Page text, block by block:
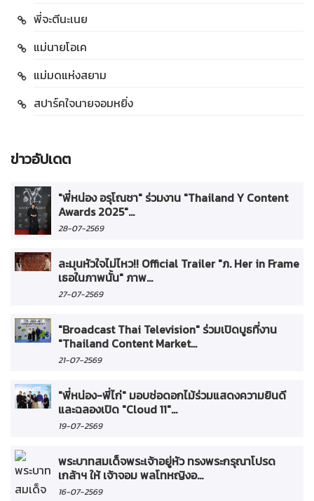
พี่จะตีนะเนย
แม่นายโอเค
แม่มดแห่งสยาม
สปาร์คใจนายจอมหยิ่ง
ข่าวอัปเดต
"พี่หน่อง อรุโณชา" ร่วมงาน "Thailand Y Content
Awards 2025"...
28-07-2569
ละมุนหัวใจไม่ไหว!! Official Trailer "ภ. Her in Frame
เธอในภาพนั้น" ภาพ...
27-07-2569
"Broadcast Thai Television" ร่วมเปิดบูธที่งาน
"Thailand Content Market...
21-07-2569
"พี่หน่อง-พี่ไก่" มอบช่อดอกไม้ร่วมแสดงความยินดี
และฉลองเปิด "Cloud 11"...
19-07-2569
พระบาทสมเด็จพระเจ้าอยู่หัว ทรงพระกรุณาโปรด
เกล้าฯ ให้ เจ้าจอม พลโทหญิงอ...
16-07-2569